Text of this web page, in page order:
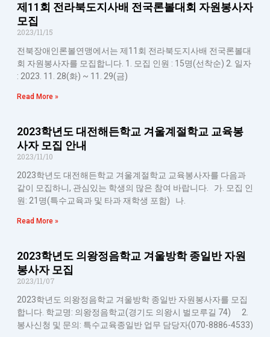
제11회 전라북도지사배 전국론볼대회 자원봉사자
모집
2023/11/15
전북장애인론볼연맹에서는 제11회 전라북도지사배 전국론볼대
회 자원봉사자를 모집합니다. 1. 모집 인원 : 15명(선착순) 2. 일자
: 2023. 11. 28(화) ~ 11. 29(금)
Read More »
2023학년도 대전해든학교 겨울계절학교 교육봉
사자 모집 안내
2023/11/10
2023학년도 대전해든학교 겨울계절학교 교육봉사자를 다음과
같이 모집하니, 관심있는 학생의 많은 참여 바랍니다. 가. 모집 인
원: 21명(특수교육과 및 타과 재학생 포함) 나.
Read More »
2023학년도 의왕정음학교 겨울방학 종일반 자원
봉사자 모집
2023/11/07
2023학년도 의왕정음학교 겨울방학 종일반 자원봉사자를 모집
합니다. 학교명: 의왕정음학교(경기도 의왕시 벌모루길 74) 2.
봉사신청 및 문의: 특수교육종일반 업무 담당자(070-8886-4533)